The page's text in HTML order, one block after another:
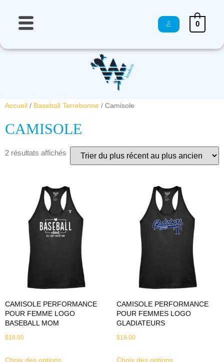
0
Accueil / Baseball Terrebonne / Camisole
CAMISOLE
2 résultats affichés
CAMISOLE PERFORMANCE
POUR FEMME LOGO
BASEBALL MOM
$18.00
Choix des options
CAMISOLE PERFORMANCE
POUR FEMMES LOGO
GLADIATEURS
$18.00
Choix des options